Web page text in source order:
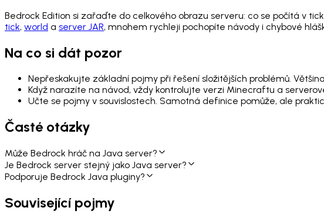
Bedrock Edition si zařaďte do celkového obrazu serveru: co se počítá v
tick, world a server JAR, mnohem rychleji pochopíte návody i chybové
Na co si dát pozor
Nepřeskakujte základní pojmy při řešení složitějších problémů.
Když narazíte na návod, vždy kontrolujte verzi Minecraftu a
Učte se pojmy v souvislostech. Samotná definice pomůže, ale
Časté otázky
Může Bedrock hráč na Java server?
Je Bedrock server stejný jako Java server?
Podporuje Bedrock Java pluginy?
Související pojmy